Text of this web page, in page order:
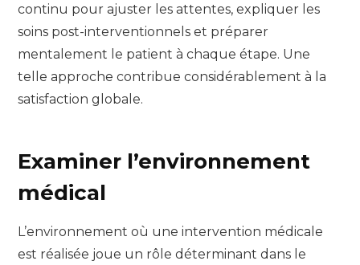
continu pour ajuster les attentes, expliquer les
soins post-interventionnels et préparer
mentalement le patient à chaque étape. Une
telle approche contribue considérablement à la
satisfaction globale.
Examiner l’environnement
médical
L’environnement où une intervention médicale
est réalisée joue un rôle déterminant dans le